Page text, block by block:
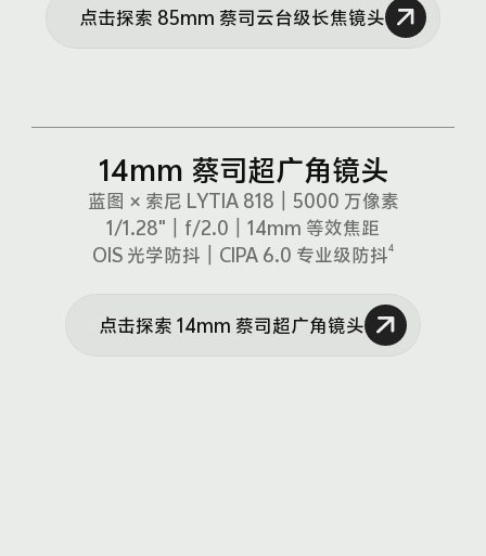
点击探索 85mm 蔡司云台级长焦镜头
14mm 蔡司超广角镜头
蓝图 × 索尼 LYTIA 818｜5000 万像素
1/1.28"｜f/2.0
14mm 等效焦距
OIS 光学防抖｜CIPA 6.0 专业级防抖4
点击探索 14mm 蔡司超广角镜头